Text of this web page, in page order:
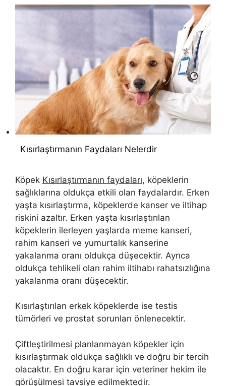
Kısırlaştırmanın Faydaları Nelerdir
Köpek Kısırlaştırmanın faydaları, köpeklerin
sağlıklarına oldukça etkili olan faydalardır. Erken
yaşta kısırlaştırma, köpeklerde kanser ve iltihap
riskini azaltır. Erken yaşta kısırlaştırılan
köpeklerin ilerleyen yaşlarda meme kanseri,
rahim kanseri ve yumurtalık kanserine
yakalanma oranı oldukça düşecektir. Ayrıca
oldukça tehlikeli olan rahim iltihabı rahatsızlığına
yakalanma oranı düşecektir.
Kısırlaştırılan erkek köpeklerde ise testis
tümörleri ve prostat sorunları önlenecektir.
Çiftleştirilmesi planlanmayan köpekler için
kısırlaştırmak oldukça sağlıklı ve doğru bir tercih
olacaktır. En doğru karar için veteriner hekim ile
görüşülmesi tavsiye edilmektedir.